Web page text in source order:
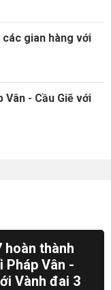
các gian hàng với
Vân - Cầu Giẽ với
hoàn thành
Pháp Vân -
Vành đai 3